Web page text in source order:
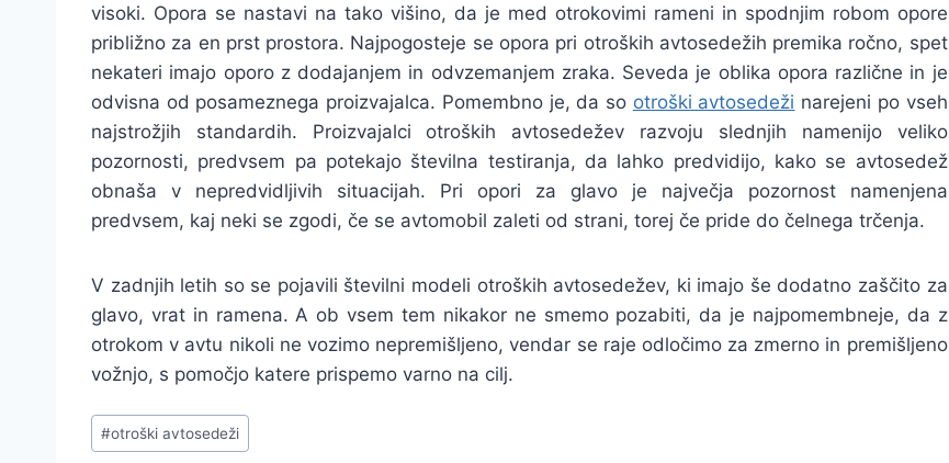
visoki. Opora se nastavi na tako višino, da je med otrokovimi rameni in spodnjim robom opore
približno za en prst prostora. Najpogosteje se opora pri otroških avtosedežih premika ročno, spet
nekateri imajo oporo z dodajanjem in odvzemanjem zraka. Seveda je oblika opora različne in je
odvisna od posameznega proizvajalca. Pomembno je, da so otroški avtosedeži narejeni po vseh
najstrožjih standardih. Proizvajalci otroških avtosedežev razvoju slednjih namenijo veliko
pozornosti, predvsem pa potekajo številna testiranja, da lahko predvidijo, kako se avtosedež
obnaša v nepredvidljivih situacijah. Pri opori za glavo je največja pozornost namenjena
predvsem, kaj neki se zgodi, če se avtomobil zaleti od strani, torej če pride do čelnega trčenja.
V zadnjih letih so se pojavili številni modeli otroških avtosedežev, ki imajo še dodatno zaščito za
glavo, vrat in ramena. A ob vsem tem nikakor ne smemo pozabiti, da je najpomembneje, da z
otrokom v avtu nikoli ne vozimo nepremišljeno, vendar se raje odločimo za zmerno in premišljeno
vožnjo, s pomočjo katere prispemo varno na cilj.
Post
Tags:
#otroški avtosedeži